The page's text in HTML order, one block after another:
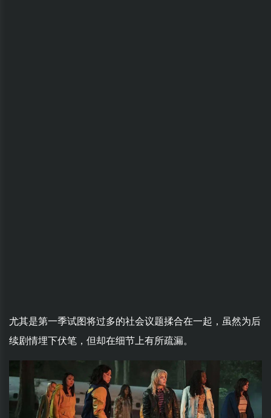
尤其是第一季试图将过多的社会议题揉合在一起，虽然为后
续剧情埋下伏笔，但却在细节上有所疏漏。